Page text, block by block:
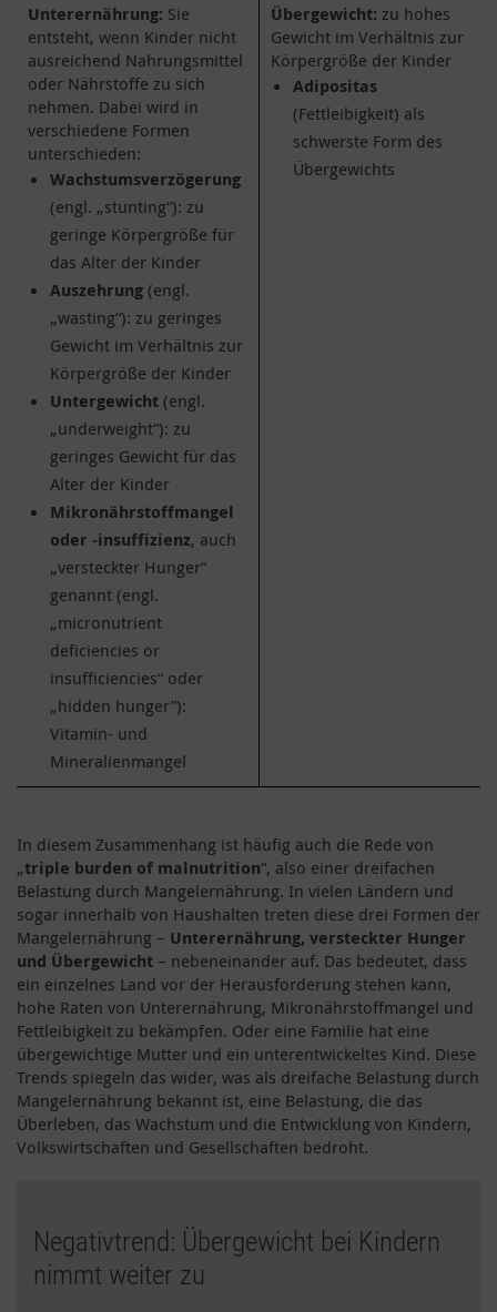
Unterernährung: Sie
entsteht, wenn Kinder nicht
ausreichend Nahrungsmittel
oder Nährstoffe zu sich
nehmen. Dabei wird in
verschiedene Formen
unterschieden:
Wachstumsverzögerung
(engl. „stunting“): zu
geringe Körpergröße für
das Alter der Kinder
Auszehrung (engl.
„wasting“): zu geringes
Gewicht im Verhältnis zur
Körpergröße der Kinder
Untergewicht (engl.
„underweight“): zu
geringes Gewicht für das
Alter der Kinder
Mikronährstoffmangel
oder -insuffizienz, auch
„versteckter Hunger“
genannt (engl.
„micronutrient
deficiencies or
insufficiencies“ oder
„hidden hunger”):
Vitamin- und
Mineralienmangel
Übergewicht: zu hohes
Gewicht im Verhältnis zur
Körpergröße der Kinder
Adipositas
(Fettleibigkeit) als
schwerste Form des
Übergewichts
In diesem Zusammenhang ist häufig auch die Rede von
„triple burden of malnutrition“, also einer dreifachen
Belastung durch Mangelernährung. In vielen Ländern und
sogar innerhalb von Haushalten treten diese drei Formen der
Mangelernährung – Unterernährung, versteckter Hunger
und Übergewicht – nebeneinander auf. Das bedeutet, dass
ein einzelnes Land vor der Herausforderung stehen kann,
hohe Raten von Unterernährung, Mikronährstoffmangel und
Fettleibigkeit zu bekämpfen. Oder eine Familie hat eine
übergewichtige Mutter und ein unterentwickeltes Kind. Diese
Trends spiegeln das wider, was als dreifache Belastung durch
Mangelernährung bekannt ist, eine Belastung, die das
Überleben, das Wachstum und die Entwicklung von Kindern,
Volkswirtschaften und Gesellschaften bedroht.
Negativtrend: Übergewicht bei Kindern
nimmt weiter zu